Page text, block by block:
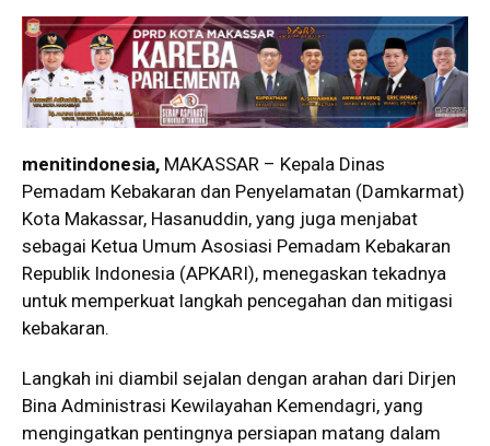
menitindonesia, MAKASSAR – Kepala Dinas
Pemadam Kebakaran dan Penyelamatan (Damkarmat)
Kota Makassar, Hasanuddin, yang juga menjabat
sebagai Ketua Umum Asosiasi Pemadam Kebakaran
Republik Indonesia (APKARI), menegaskan tekadnya
untuk memperkuat langkah pencegahan dan mitigasi
kebakaran.
Langkah ini diambil sejalan dengan arahan dari Dirjen
Bina Administrasi Kewilayahan Kemendagri, yang
mengingatkan pentingnya persiapan matang dalam